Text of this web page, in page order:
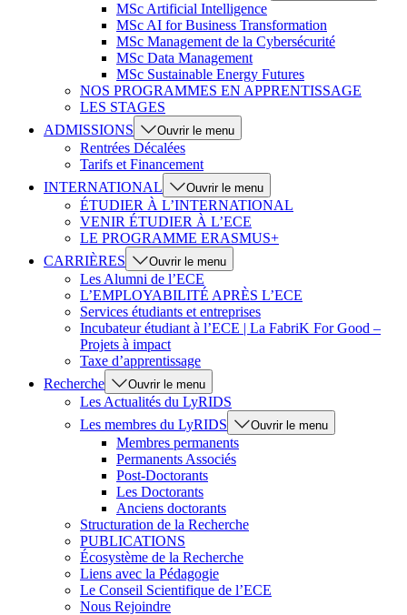
MSc Artificial Intelligence
MSc AI for Business Transformation
MSc Management de la Cybersécurité
MSc Data Management
MSc Sustainable Energy Futures
NOS PROGRAMMES EN APPRENTISSAGE
LES STAGES
ADMISSIONS
Ouvrir le menu
Rentrées Décalées
Tarifs et Financement
INTERNATIONAL
Ouvrir le menu
ÉTUDIER À L’INTERNATIONAL
VENIR ÉTUDIER À L’ECE
LE PROGRAMME ERASMUS+
CARRIÈRES
Ouvrir le menu
Les Alumni de l’ECE
L’EMPLOYABILITÉ APRÈS L’ECE
Services étudiants et entreprises
Incubateur étudiant à l’ECE | La FabriK For Good –
Projets à impact
Taxe d’apprentissage
Recherche
Ouvrir le menu
Les Actualités du LyRIDS
Les membres du LyRIDS
Ouvrir le menu
Membres permanents
Permanents Associés
Post-Doctorants
Les Doctorants
Anciens doctorants
Structuration de la Recherche
PUBLICATIONS
Écosystème de la Recherche
Liens avec la Pédagogie
Le Conseil Scientifique de l’ECE
Nous Rejoindre